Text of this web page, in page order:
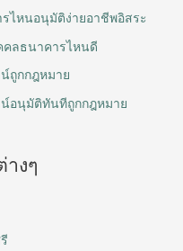
ไหนอนุมัติง่ายอาชีพอิสระ
ลธนาคารไหนดี
ถูกกฎหมาย
อนุมัติทันทีถูกกฎหมาย
งๆ